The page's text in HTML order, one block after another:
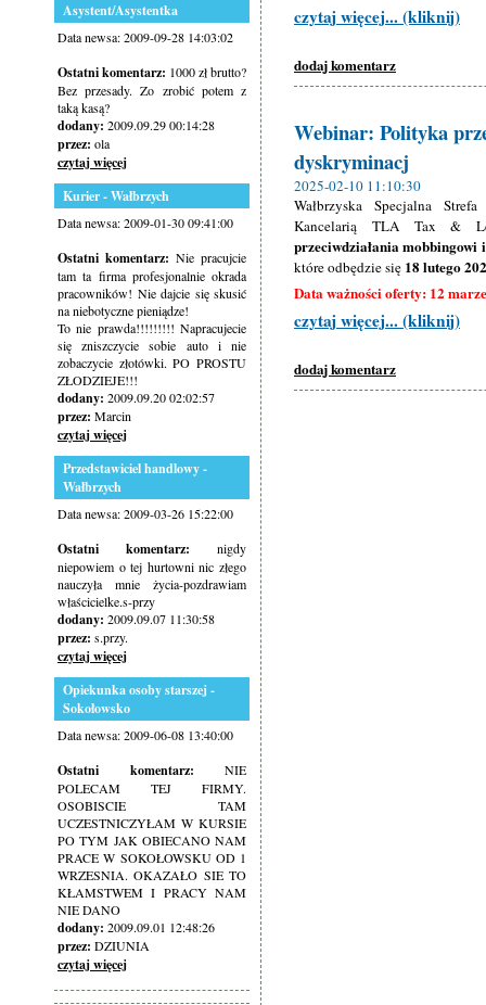
Asystent/Asystentka
Data newsa: 2009-09-28 14:03:02
Ostatni komentarz: 1000 zł brutto?
Bez przesady. Zo zrobić potem z
taką kasą?
dodany: 2009.09.29 00:14:28
przez: ola
czytaj więcej
Kurier - Wałbrzych
Data newsa: 2009-01-30 09:41:00
Ostatni komentarz: Nie pracujcie
tam ta firma profesjonalnie okrada
pracowników! Nie dajcie się skusić
na niebotyczne pieniądze!
To nie prawda!!!!!!!!! Napracujecie
się zniszczycie sobie auto i nie
zobaczycie złotówki. PO PROSTU
ZŁODZIEJE!!!
dodany: 2009.09.20 02:02:57
przez: Marcin
czytaj więcej
Przedstawiciel handlowy -
Wałbrzych
Data newsa: 2009-03-26 15:22:00
Ostatni komentarz: nigdy
niepowiem o tej hurtowni nic złego
nauczyła mnie życia-pozdrawiam
właścicielke.s-przy
dodany: 2009.09.07 11:30:58
przez: s.przy.
czytaj więcej
Opiekunka osoby starszej -
Sokołowsko
Data newsa: 2009-06-08 13:40:00
Ostatni komentarz: NIE
POLECAM TEJ FIRMY.
OSOBISCIE TAM
UCZESTNICZYŁAM W KURSIE
PO TYM JAK OBIECANO NAM
PRACE W SOKOŁOWSKU OD 1
WRZESNIA. OKAZAŁO SIE TO
KŁAMSTWEM I PRACY NAM
NIE DANO
dodany: 2009.09.01 12:48:26
przez: DZIUNIA
czytaj więcej
czytaj więcej... (kliknij)
dodaj komentarz
Webinar: Polityka
dyskryminacj
2025-02-10 11:10:30
Wałbrzyska Specjalna
Kancelarią TLA Tax &
przeciwdziałania
które odbędzie się 18 lutego
Data ważności oferty: 12
czytaj więcej... (kliknij)
dodaj komentarz